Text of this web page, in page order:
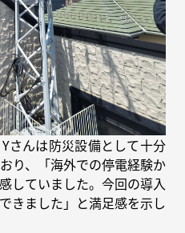
さんは防災設備として十分
り、「海外での停電経験か
していました。今回の導入
きました」と満足感を示し